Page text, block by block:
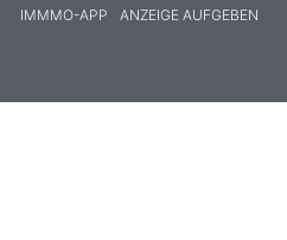
IMMMO-APP
ANZEIGE AUFGEBEN